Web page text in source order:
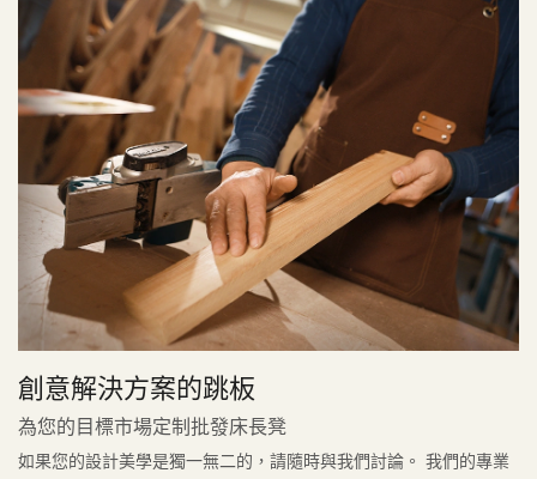
創意解決方案的跳板
為您的目標市場定制批發床長凳
如果您的設計美學是獨一無二的，請隨時與我們討論。 我們的專業